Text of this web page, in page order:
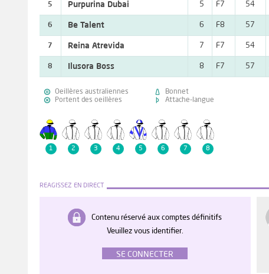
5 Purpurina Dubai 5 F7 54
6 Be Talent 6 F8 57
7 Reina Atrevida 7 F7 54
8 Ilusora Boss 8 F7 57
 Oeillères australiennes
 Portent des oeillères
 Bonnet
 Attache-langue
1 2 3 4 5 6 7 8
REAGISSEZ EN DIRECT
Contenu réservé aux comptes définitifs
Veuillez vous identifier.
SE CONNECTER